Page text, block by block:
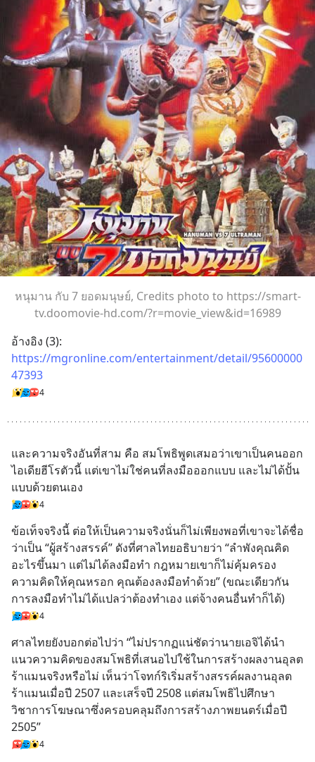
หนุมาน กับ 7 ยอดมนุษย์, Credits photo to https://smart-
tv.doomovie-hd.com/?r=movie_view&id=16989
https://mgronline.com/entertainment/detail/95600000
47393
4
และความจริงอันที่สาม คือ สมโพธิพูดเสมอว่าเขาเป็นคนออก
ไอเดียฮีโรตัวนี้ แต่เขาไม่ใช่คนที่ลงมือออกแบบ และไม่ได้ปั้น
แบบด้วยตนเอง
4
ข้อเท็จจริงนี้ ต่อให้เป็นความจริงนั่นก็ไม่เพียงพอที่เขาจะได้ชื่อ
ว่าเป็น “ผู้สร้างสรรค์” ดังที่ศาลไทยอธิบายว่า “ลำพังคุณคิด
อะไรขึ้นมา แต่ไม่ได้ลงมือทำ กฎหมายเขาก็ไม่คุ้มครอง
ความคิดให้คุณหรอก คุณต้องลงมือทำด้วย” (ขณะเดียวกัน
การลงมือทำไม่ได้แปลว่าต้องทำเอง แต่จ้างคนอื่นทำก็ได้)
4
ศาลไทยยังบอกต่อไปว่า “ไม่ปรากฏแน่ชัดว่านายเอจิได้นำ
แนวความคิดของสมโพธิที่เสนอไปใช้ในการสร้างผลงานอุลต
ร้าแมนจริงหรือไม่ เห็นว่าโจทก์ริเริ่มสร้างสรรค์ผลงานอุลต
ร้าแมนเมื่อปี 2507 และเสร็จปี 2508 แต่สมโพธิไปศึกษา
วิชาการโฆษณาซึ่งครอบคลุมถึงการสร้างภาพยนตร์เมื่อปี
2505”
4